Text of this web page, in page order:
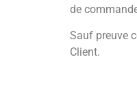
de
Sauf preuve
Client.